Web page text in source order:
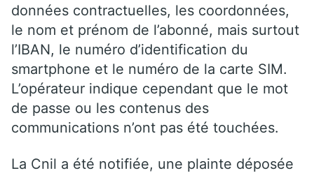
données contractuelles, les coordonnées,
le nom et prénom de l’abonné, mais surtout
l’IBAN, le numéro d’identification du
smartphone et le numéro de la carte SIM.
L’opérateur indique cependant que le mot
de passe ou les contenus des
communications n’ont pas été touchées.
La Cnil a été notifiée, une plainte déposée